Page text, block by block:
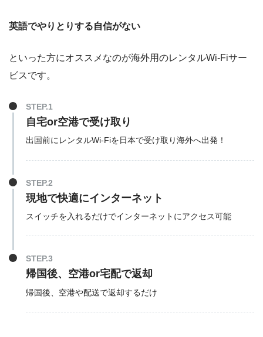
英語でやりとりする自信がない
といった方にオススメなのが海外用のレンタルWi-Fiサー
ビスです。
STEP.1
自宅or空港で受け取り
出国前にレンタルWi-Fiを日本で受け取り海外へ出発！
STEP.2
現地で快適にインターネット
スイッチを入れるだけでインターネットにアクセス可能
STEP.3
帰国後、空港or宅配で返却
帰国後、空港や配送で返却するだけ